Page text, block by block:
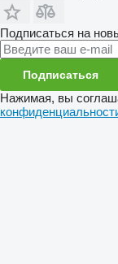
Подписаться на
Подписаться
Нажимая, вы